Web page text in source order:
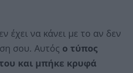
έχει να κάνει με το αν δεν
σου. Αυτός ο τύπος
και μπήκε κρυφά